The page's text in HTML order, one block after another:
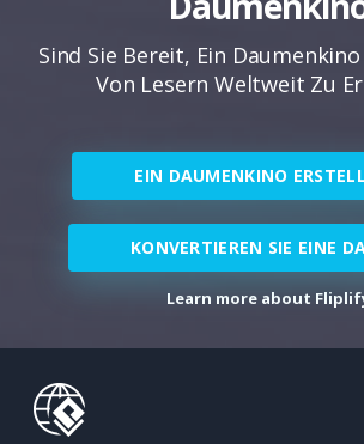
Sind Sie Bereit, Ein
Von Lesern Weltweit Zu
EIN DAUMENKINO
KONVERTIEREN SIE EINE
Learn more about